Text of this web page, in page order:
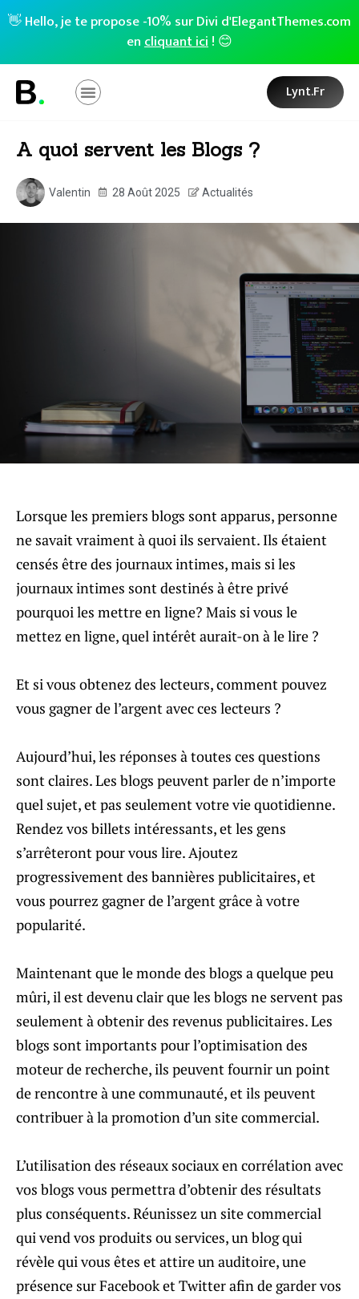
👋 Hello, je te propose -10% sur Divi d'ElegantThemes.com
encliquant ici! 😊
Lynt.fr
A quoi servent les Blogs ?
Valentin 28 Août 2025 Actualités
Lorsque les premiers blogs sont apparus, personne
ne savait vraiment à quoi ils servaient. Ils étaient
censés être des journaux intimes, mais si les
journaux intimes sont destinés à être privé
pourquoi les mettre en ligne? Mais si vous le
mettez en ligne, quel intérêt aurait-on à le lire ?
Et si vous obtenez des lecteurs, comment pouvez
vous gagner de l’argent avec ces lecteurs ?
Aujourd’hui, les réponses à toutes ces questions
sont claires. Les blogs peuvent parler de n’importe
quel sujet, et pas seulement votre vie quotidienne.
Rendez vos billets intéressants, et les gens
s’arrêteront pour vous lire. Ajoutez
progressivement des bannières publicitaires, et
vous pourrez gagner de l’argent grâce à votre
popularité.
Maintenant que le monde des blogs a quelque peu
mûri, il est devenu clair que les blogs ne servent pas
seulement à obtenir des revenus publicitaires. Les
blogs sont importants pour l’optimisation des
moteur de recherche, ils peuvent fournir un point
de rencontre à une communauté, et ils peuvent
contribuer à la promotion d’un site commercial.
L’utilisation des réseaux sociaux en corrélation avec
vos blogs vous permettra d’obtenir des résultats
plus conséquents. Réunissez un site commercial
qui vend vos produits ou services, un blog qui
révèle qui vous êtes et attire un auditoire, une
présence sur Facebook et Twitter afin de garder vos